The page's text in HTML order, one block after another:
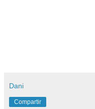
Dani
Compartir